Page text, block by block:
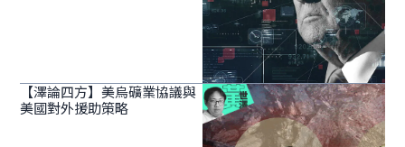
【澤論四方】美烏礦業協議與
美國對外援助策略